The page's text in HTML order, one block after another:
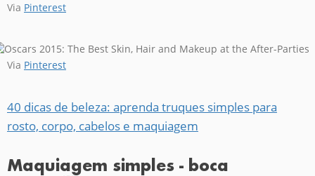
Via Pinterest
Via Pinterest
40 dicas de beleza: aprenda truques simples para
rosto, corpo, cabelos e maquiagem
Maquiagem simples - boca